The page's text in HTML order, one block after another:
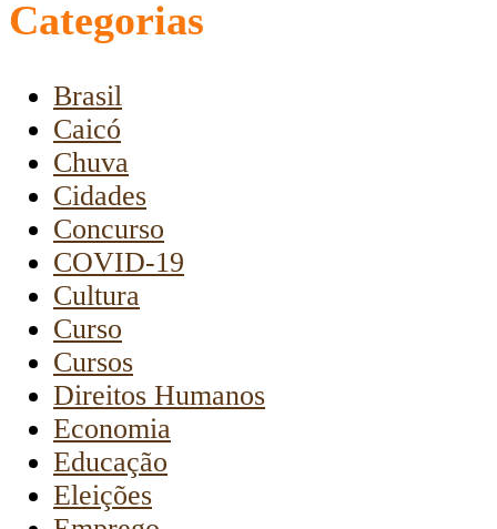
Categorias
Brasil
Caicó
Chuva
Cidades
Concurso
COVID-19
Cultura
Curso
Cursos
Direitos Humanos
Economia
Educação
Eleições